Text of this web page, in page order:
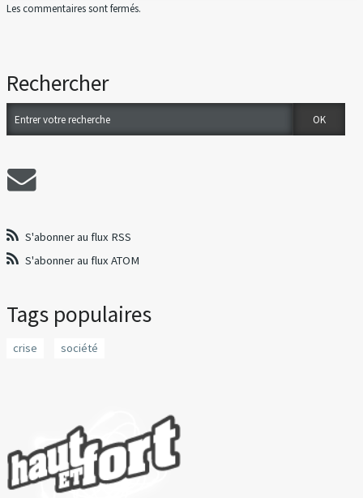
Rechercher
S'abonner au flux RSS
S'abonner au flux ATOM
Tags populaires
crise société
Les commentaires sont fermés.